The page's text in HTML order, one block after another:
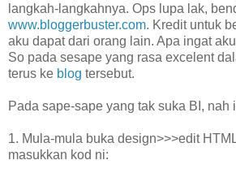
langkah-langkahnya. Ops lupa lak,
www.bloggerbuster.com. Kredit untuk
aku dapat dari orang lain. Apa ingat
So pada sesape yang rasa excelent
terus ke blog tersebut.
Pada sape-sape yang tak suka BI, nah
1. Mula-mula buka design>>>edit
masukkan kod ni: